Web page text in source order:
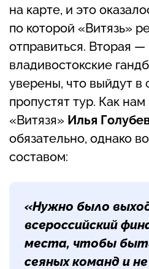
на карте, и это
по которой «Витязь»
отправиться. Вторая
владивостокские
уверены, что выйдут в
пропустят тур. Как нам
«Витязя» Илья
обязательно, однако
составом:
«Нужно было
всероссийский
места, чтобы
сеяных команд и